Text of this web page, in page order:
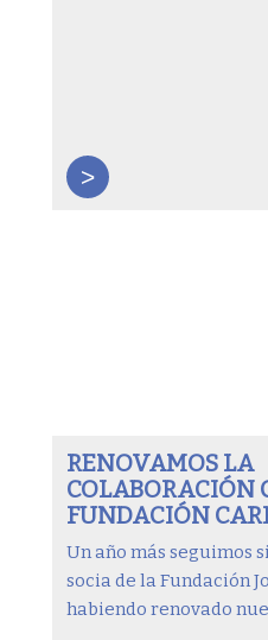
>
RENOVAMOS LA
COLABORACIÓN
FUNDACIÓN
Un año más seguimos
socia de la Fundación
habiendo renovado